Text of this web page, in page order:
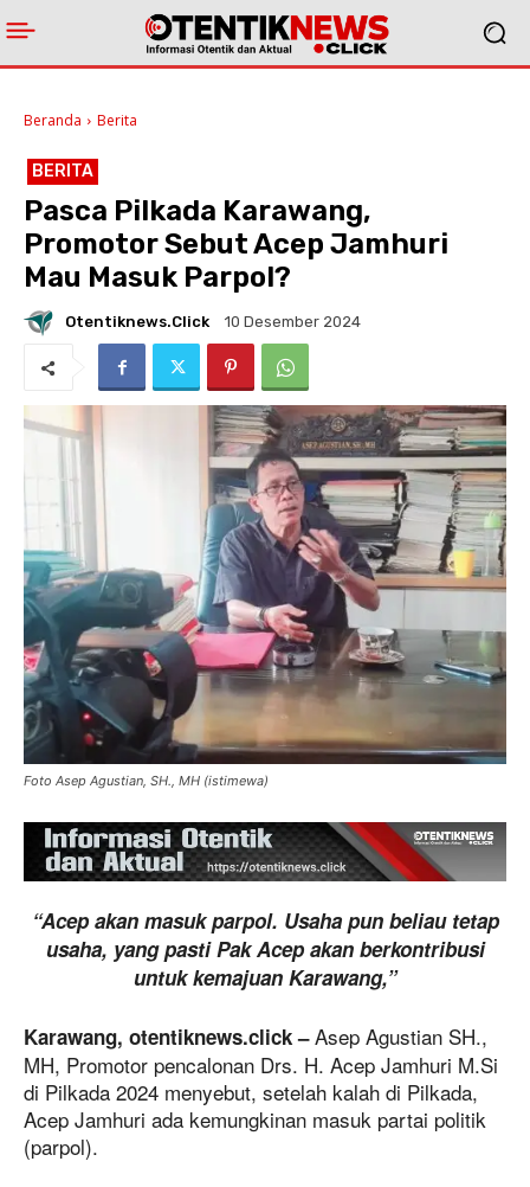
Beranda Berita
BERITA
Pasca Pilkada Karawang,
Promotor Sebut Acep Jamhuri
Mau Masuk Parpol?
Otentiknews.click 10 Desember 2024
Foto Asep Agustian, SH., MH (istimewa)
“Acep akan masuk parpol. Usaha pun beliau tetap
usaha, yang pasti Pak Acep akan berkontribusi
untuk kemajuan Karawang,”
Karawang, otentiknews.click –Asep Agustian SH.,
MH, Promotor pencalonan Drs. H. Acep Jamhuri M.Si
di Pilkada 2024 menyebut, setelah kalah di Pilkada,
Acep Jamhuri ada kemungkinan masuk partai politik
(parpol).